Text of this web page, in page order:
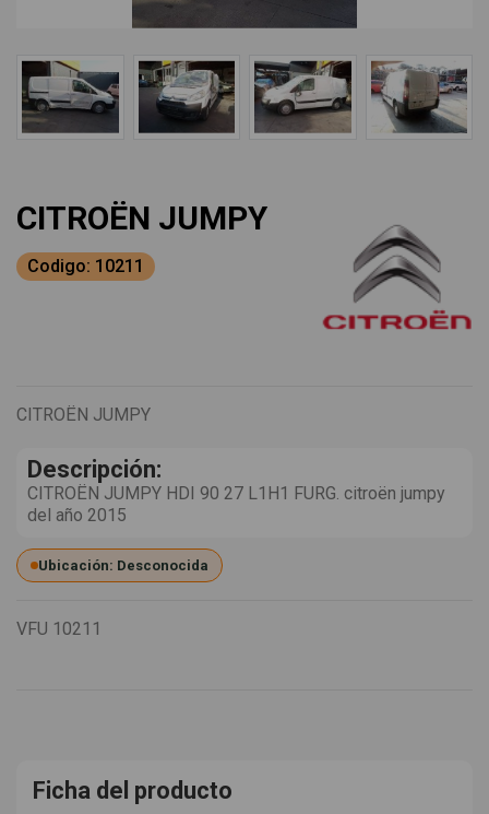
CITROËN JUMPY
Codigo: 10211
CITROËN JUMPY
Descripción:
CITROËN JUMPY HDI 90 27 L1H1 FURG. citroën jumpy
del año 2015
Ubicación: Desconocida
VFU 10211
Ficha del producto